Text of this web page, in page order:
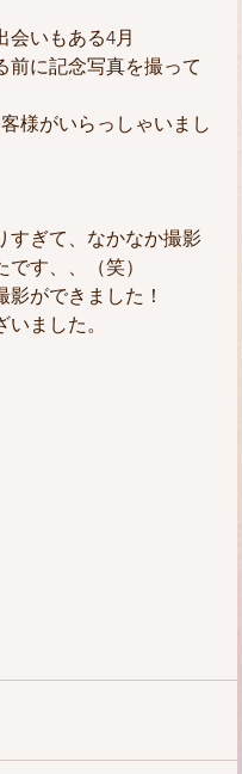
会いもある4月
前に記念写真を撮って
様がいらっしゃいまし
すぎて、なかなか撮影
す、、（笑）
影ができました！
ました。